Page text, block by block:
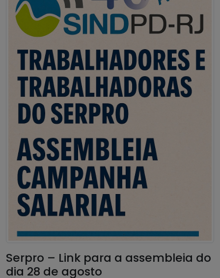
Serpro – Link para a assembleia do
dia 28 de agosto